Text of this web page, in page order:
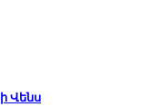
Վենս